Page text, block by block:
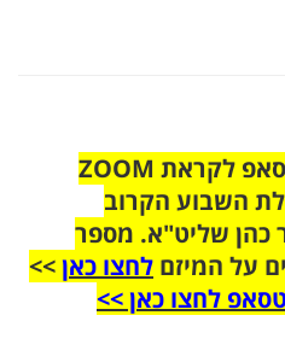
הצטרפו לקבוצת הוואטסאפ לקראת ZOOM
השבוע הקרוב
כהן שליט"א. מספר
על המיזם לחצו כאן>>
לחצו כאן >>